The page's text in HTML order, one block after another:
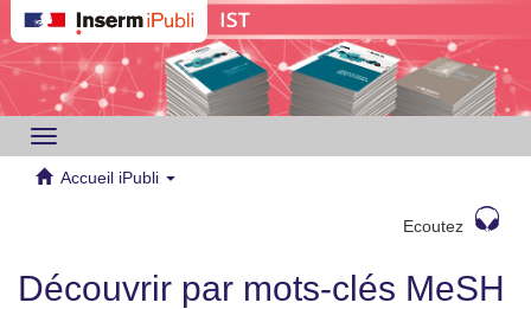
Toggle
navigation
Accueil iPubli
Ecoutez
Découvrir par mots-clés MeSH